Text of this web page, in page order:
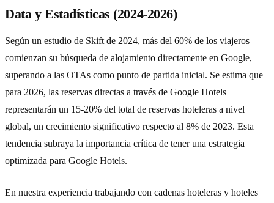
Data y Estadísticas (2024-2026)
Según un estudio de Skift de 2024, más del 60% de los viajeros
comienzan su búsqueda de alojamiento directamente en Google,
superando a las OTAs como punto de partida inicial. Se estima que
para 2026, las reservas directas a través de Google Hotels
representarán un 15-20% del total de reservas hoteleras a nivel
global, un crecimiento significativo respecto al 8% de 2023. Esta
tendencia subraya la importancia crítica de tener una estrategia
optimizada para Google Hotels.
En nuestra experiencia trabajando con cadenas hoteleras y hoteles